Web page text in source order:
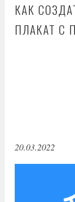
КАК
ПЛАКАТ С
20.03.2022